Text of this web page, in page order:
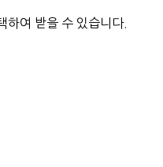
하여 받을 수 있습니다.